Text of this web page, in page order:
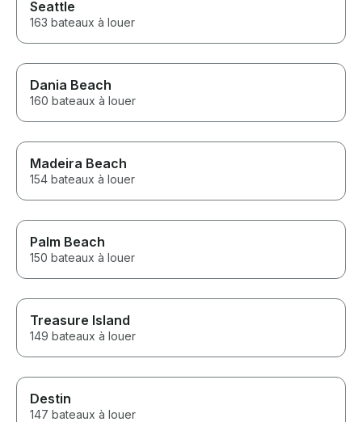
Seattle
163 bateaux à louer
Dania Beach
160 bateaux à louer
Madeira Beach
154 bateaux à louer
Palm Beach
150 bateaux à louer
Treasure Island
149 bateaux à louer
Destin
147 bateaux à louer